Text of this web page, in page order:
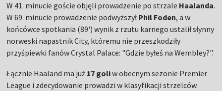
W 41. minucie goście objęli prowadzenie po strzale Haalanda.
W 69. minucie prowadzenie podwyższyłPhil Foden, a w
końcówce spotkania (89') wynik z rzutu karnego ustalił słynny
norweski napastnik City, któremu nie przeszkodziły
przyśpiewki fanów Crystal Palace: "Gdzie byłeś na Wembley?".
Łącznie Haaland ma już 17 goliw obecnym sezonie Premier
League i zdecydowanie prowadzi w klasyfikacji strzelców.